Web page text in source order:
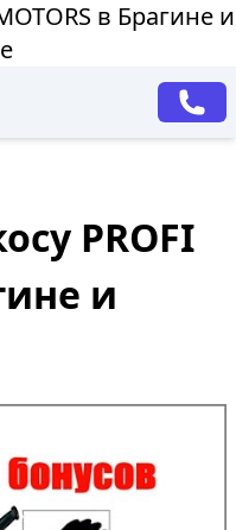
в Брагине и
PROFI
и